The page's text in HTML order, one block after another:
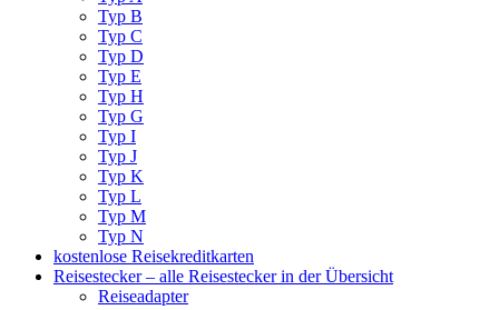
Typ B
Typ C
Typ D
Typ E
Typ H
Typ G
Typ I
Typ J
Typ K
Typ L
Typ M
Typ N
kostenlose Reisekreditkarten
Reisestecker – alle Reisestecker in der Übersicht
Reiseadapter